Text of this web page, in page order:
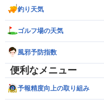
釣り天気
ゴルフ場の天気
風邪予防指数
便利なメニュー
予報精度向上の取り組み